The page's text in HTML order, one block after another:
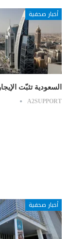
أخبار صحفية
السعودية تثبّت
A2SUPPORT
أخبار صحفية